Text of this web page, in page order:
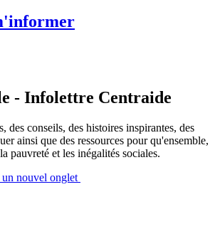
- Infolettre Centraide
des conseils, des histoires inspirantes, des
ainsi que des ressources pour qu'ensemble,
pauvreté et les inégalités sociales.
nouvel onglet